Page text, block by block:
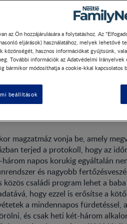
-
kapcsán
az újszülöttet?
magzatmáz vonja be, amely
terjed a protokoll, hogy az
napos korukig egyáltalán
és nagyobb
családi program lehet a
hogy ezzel is erősítse a
a mindennapos
és csak heti két-három
az Ön hozzájárulására a folytatáshoz. Az
eljárások) használatához, melyek lehetővé
közönségét, hasznos információkat gyűjtsünk,
További információk az Adatvédelmi
bármikor módosíthatja a cookie-kkal kapcsolatos
beállítások